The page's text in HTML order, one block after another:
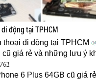
động tại TPHCM
di động tại TPHCM
cũ giá rẻ và những lưu ý
6 Plus 64GB cũ giá